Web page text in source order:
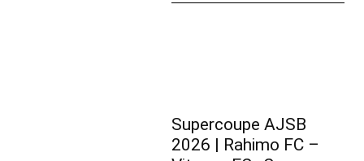
Supercoupe AJSB
2026 | Rahimo FC –